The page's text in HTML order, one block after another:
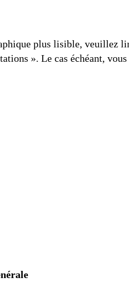
plus lisible, veuillez
». Le cas échéant,